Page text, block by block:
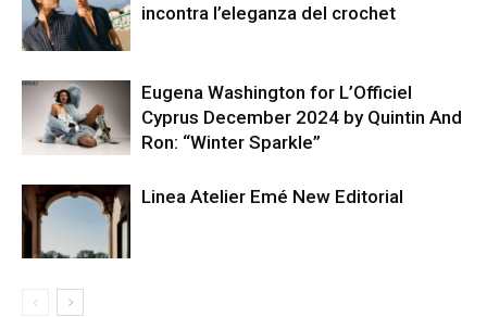
incontra l’eleganza del crochet
Eugena Washington for L’Officiel
Cyprus December 2024 by Quintin And
Ron: “Winter Sparkle”
Linea Atelier Emé New Editorial